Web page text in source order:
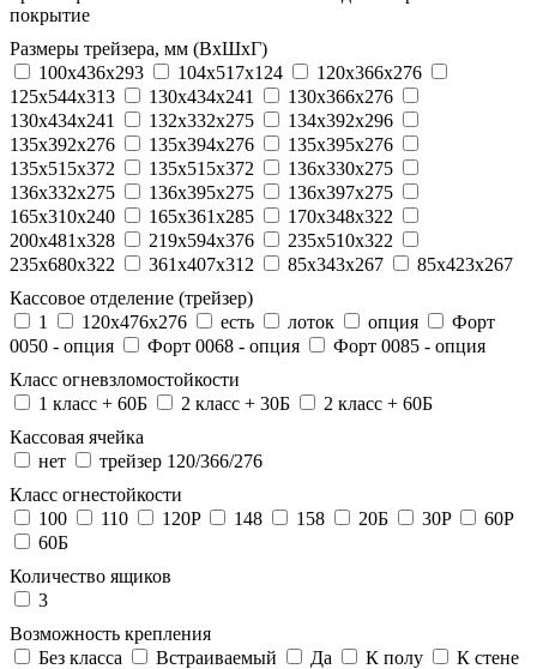
покрытие
Размеры трейзера, мм (ВхШхГ)
100x436x293
104х517х124
120x366x276
125x544x313
130x434x241
130х366х276
130х434х241
132x332x275
134x392x296
135x392x276
135x394x276
135x395x276
135x515x372
135х515х372
136x330x275
136x332x275
136x395x275
136x397x275
165x310x240
165x361x285
170x348x322
200x481x328
219x594x376
235x510x322
235x680x322
361x407x312 85x343x267
85x423x267
Кассовое отделение (трейзер)
1
120х476х276 есть лоток опция
Форт
0050 - опция
Форт 0068 - опция
Форт 0085 - опция
Класс огневзломостойкости
1 класс + 60Б
2 класс + 30Б
2 класс + 60Б
Кассовая ячейка
нет
трейзер 120/366/276
Класс огнестойкости
100
110 120P 148 158 20Б 30P
60P
60Б
Количество ящиков
3
Возможность крепления
Без класса
Встраиваемый Да К полу
К стене